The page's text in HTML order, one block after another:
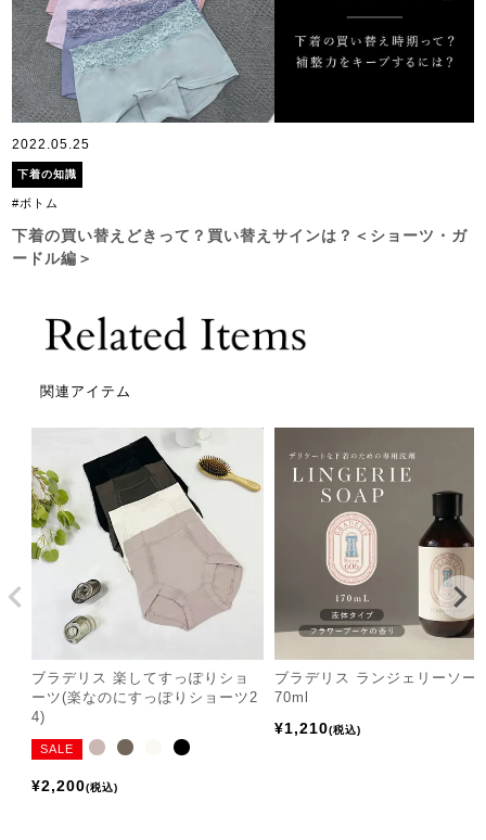
2022.05.25
下着の知識
#ボトム
下着の買い替えどきって？買い替えサインは？＜ショーツ・ガ
ードル編＞
関連アイテム
ブラデリス 楽してすっぽりショ
ーツ(楽なのにすっぽりショーツ2
4)
SALE
¥2,200 税込
ブラデリス ランジェリーソー
70ml
¥1,210 税込